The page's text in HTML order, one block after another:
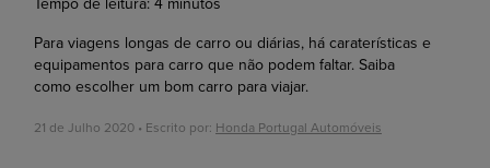
Tempo de leitura: 4 minutos
Para viagens longas de carro ou diárias, há caraterísticas e
equipamentos para carro que não podem faltar. Saiba
como escolher um bom carro para viajar.
21 de Julho 2020 • Escrito por: Honda Portugal Automóveis